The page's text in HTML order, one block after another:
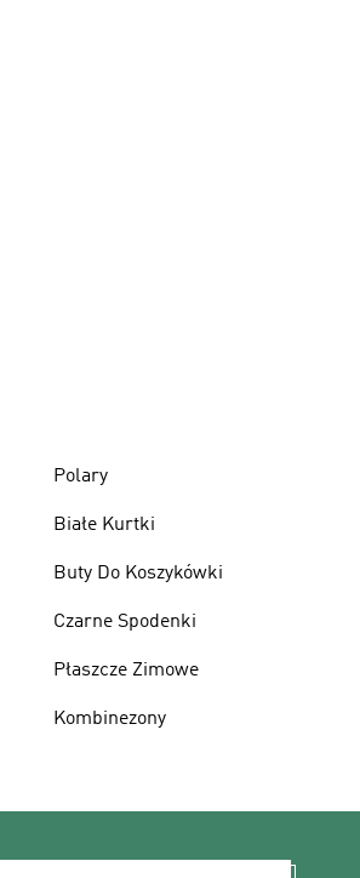
Polary
Białe Kurtki
Buty Do Koszykówki
Czarne Spodenki
Płaszcze Zimowe
Kombinezony